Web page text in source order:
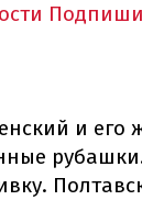
и его